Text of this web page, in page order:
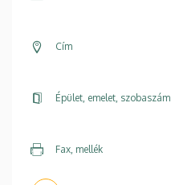
Cím
Épület, emelet, szobaszám
Fax, mellék